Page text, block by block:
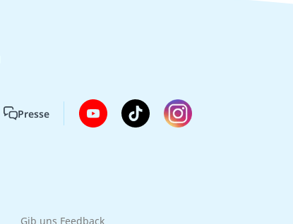
Presse
Gib uns Feedback